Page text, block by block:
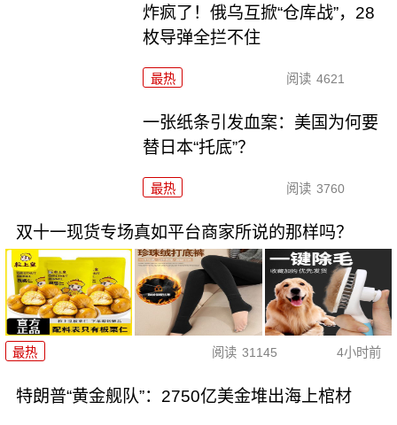
炸疯了！俄乌互掀“仓库战”，28
枚导弹全拦不住
最热 阅读 4621
一张纸条引发血案：美国为何要
替日本“托底”？
最热 阅读 3760
双十一现货专场真如平台商家所说的那样吗？
最热 阅读 31145 4小时前
特朗普“黄金舰队”：2750亿美金堆出海上棺材